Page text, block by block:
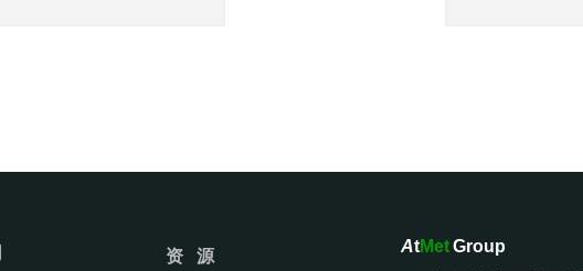
资 源
AtMetGroup